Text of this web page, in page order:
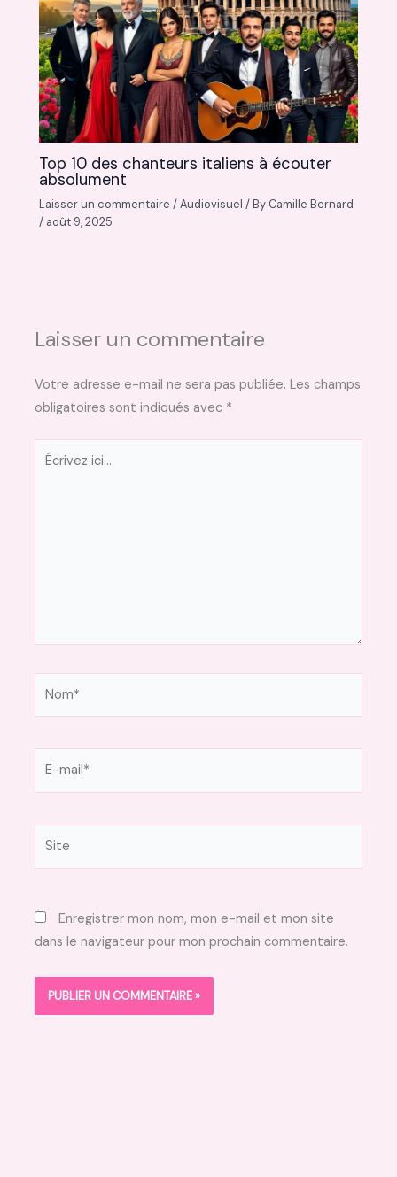
Top 10 des chanteurs italiens à écouter
absolument
Laisser un commentaire /Audiovisuel / By Camille Bernard
/ août 9, 2025
Laisser un commentaire
Votre adresse e-mail ne sera pas publiée. Les champs
obligatoires sont indiqués avec *
Écrivez
Enregistrer mon nom, mon e-mail et mon site
dans le navigateur pour mon prochain commentaire.